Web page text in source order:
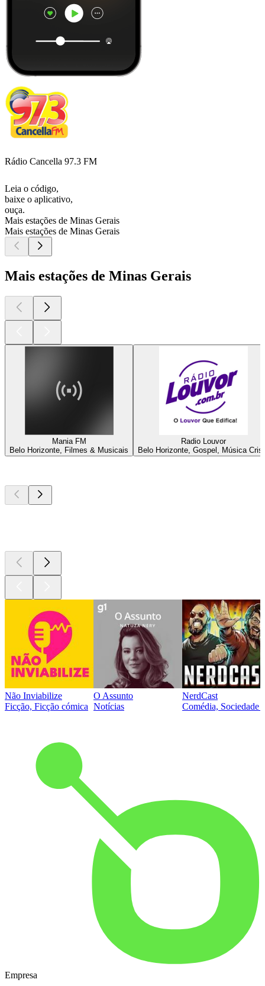
Rádio Cancella 97.3 FM
Leia o código,
baixe o aplicativo,
ouça.
Mais estações de Minas Gerais
Mais estações de Minas Gerais
Mais estações de Minas Gerais
Mania FM
Belo Horizonte, Filmes & Musicais
Radio Louvor
Belo Horizonte, Gospel, Música
Não Inviabilize
Ficção, Ficção cómica
O Assunto
Notícias
NerdCast
Comédia, Sociedade
Empresa